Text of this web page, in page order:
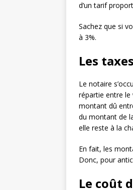
d’un tarif
Sachez que si
à 3%.
Les
Le notaire
répartie entre le
montant dû
du montant de
elle reste à la
En fait, les
Donc, pour
Le coût